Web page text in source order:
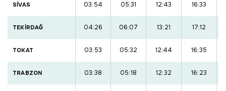
SİVAS 03:54 05:31 12:43 16:33
TEKİRDAĞ 04:26 06:07 13:21 17:12
TOKAT 03:53 05:32 12:44 16:35
TRABZON 03:38 05:18 12:32 16:23